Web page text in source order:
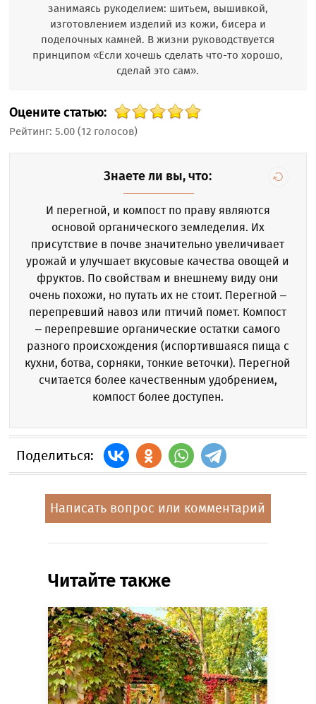
занимаясь рукоделием: шитьем, вышивкой,
изготовлением изделий из кожи, бисера и
поделочных камней. В жизни руководствуется
принципом «Если хочешь сделать что-то хорошо,
сделай это сам».
Оцените статью:
Рейтинг:5.00 (12 голосов)
Знаете ли вы, что:
И перегной, и компост по праву являются
основой органического земледелия. Их
присутствие в почве значительно увеличивает
урожай и улучшает вкусовые качества овощей и
фруктов. По свойствам и внешнему виду они
очень похожи, но путать их не стоит. Перегной –
перепревший навоз или птичий помет. Компост
– перепревшие органические остатки самого
разного происхождения (испортившаяся пища с
кухни, ботва, сорняки, тонкие веточки). Перегной
считается более качественным удобрением,
компост более доступен.
Поделиться:
Написать вопрос или комментарий
Читайте также